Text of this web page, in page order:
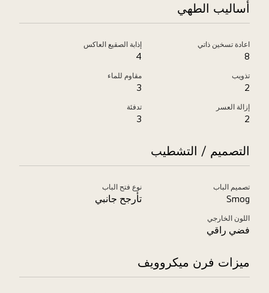
أساليب الطهي
اعادة تسخين ذاتي
8
إذابة الصقيع العاكس
4
تذويب
2
مقاوم للماء
3
إزالة العسر
2
تدفئة
3
التصميم / التشطيب
تصميم الباب
Smog
نوع فتح الباب
تأرجح جانبي
اللون الخارجي
فضي راقي
ميزات فرن ميكروويف